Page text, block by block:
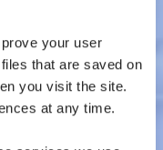
your user
that are saved on
you visit the site.
at any time.